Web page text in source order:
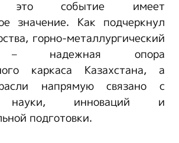
это событие имеет
значение. Как подчеркнул
горно-металлургический
– надежная опора
каркаса Казахстана, а
напрямую связано с
науки, инноваций и
подготовки.